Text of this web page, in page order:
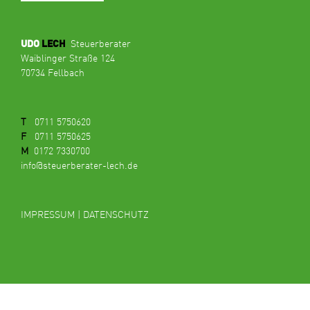
UDO LECH Steuerberater
Waiblinger Straße 124
70734 Fellbach
T 0711 5750620
F0711 5750625
M 0172 7330700
info@steuerberater-lech.de
IMPRESSUM | DATENSCHUTZ